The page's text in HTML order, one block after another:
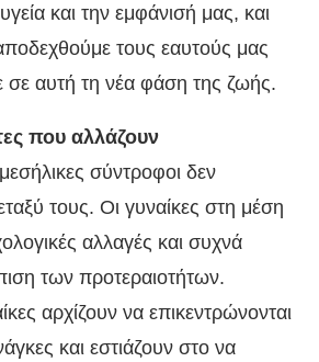
και την εμφάνισή μας, και
τους εαυτούς μας
σε αυτή τη νέα φάση της ζωής.
που αλλάζουν
σύντροφοι δεν
τους. Οι γυναίκες στη μέση
αλλαγές και συχνά
των προτεραιοτήτων.
αρχίζουν να επικεντρώνονται
και εστιάζουν στο να